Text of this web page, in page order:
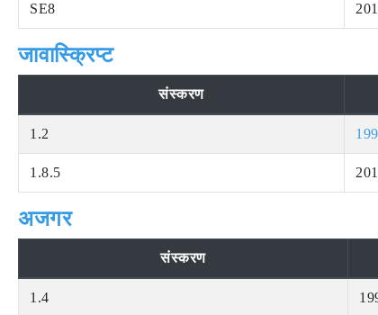
SE8
जावास्क्रिप्ट
संस्करण
1.2
1.8.5
अजगर
संस्करण
1.4